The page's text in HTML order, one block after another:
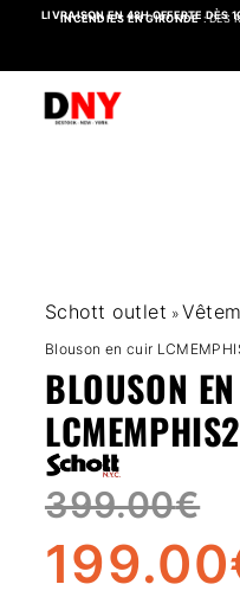
LIVRAISON EN 48H OFFERTE DÈS
INCENDIES EN GIRONDE: DES
Schott outlet »
Blouson en cuir
BLOUSON
399.00€
199.00